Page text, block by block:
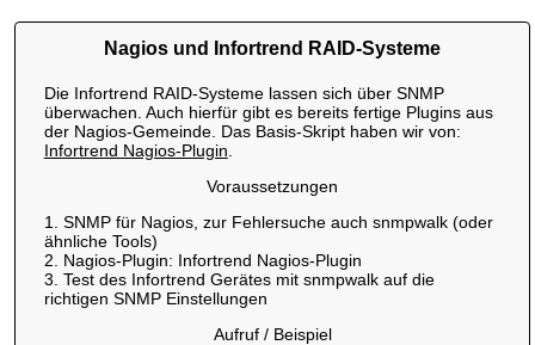
Nagios und Infortrend RAID-Systeme
Die Infortrend RAID-Systeme lassen sich über SNMP
überwachen. Auch hierfür gibt es bereits fertige Plugins aus
der Nagios-Gemeinde. Das Basis-Skript haben wir von:
Infortrend Nagios-Plugin
Voraussetzungen
1. SNMP für Nagios, zur Fehlersuche auch snmpwalk (oder
ähnliche Tools)
2. Nagios-Plugin: Infortrend Nagios-Plugin
3. Test des Infortrend Gerätes mit snmpwalk auf die
richtigen SNMP Einstellungen
Aufruf / Beispiel